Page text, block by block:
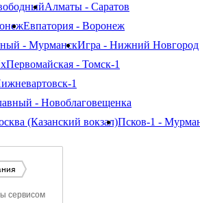
Алматы - Саратов
Евпатория - Воронеж
- МурманскИгра - Нижний Новгород
Первомайская - Томск-1
1
- Новоблаговещенка
(Казанский вокзал)Псков-1 -